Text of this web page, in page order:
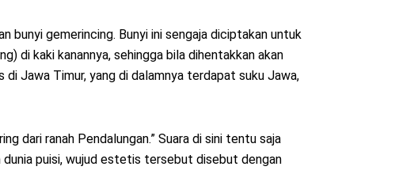
bunyi gemerincing. Bunyi ini sengaja diciptakan untuk
di kaki kanannya, sehingga bila dihentakkan akan
di Jawa Timur, yang di dalamnya terdapat suku Jawa,
dari ranah Pendalungan.” Suara di sini tentu saja
dunia puisi, wujud estetis tersebut disebut dengan